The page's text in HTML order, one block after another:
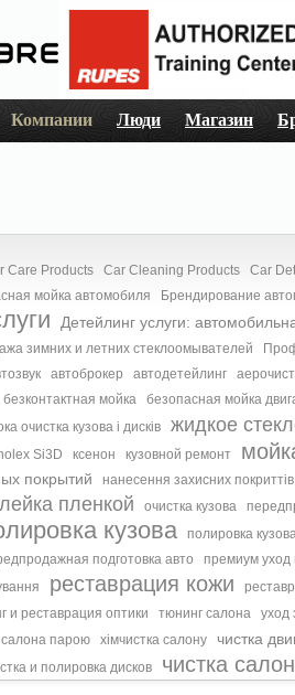
Компании Люди Магазин
Care Products Car Cleaning Products
Car
мойка автомобиля Брендирование
Детейлинг услуги:
зимних и летних стеклоомывателей
автоброкер автодетейлинг
безконтактная мойка
безопасная мойка
очистка кузова і дисків жидкое
Si3D ксенон кузовной ремонт
покрытий нанесення захисних покриттів
пленкой очистка кузова
кузова
полировка
подготовка авто
премиум
реставрация кожи
и реставрация оптики тюнинг салона уход
салона парою хімчистка салону чистка
и полировка дисков чистка